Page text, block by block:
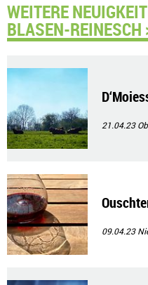
WEITERE
BLASEN-REINESCH
21.04.23
09.04.23